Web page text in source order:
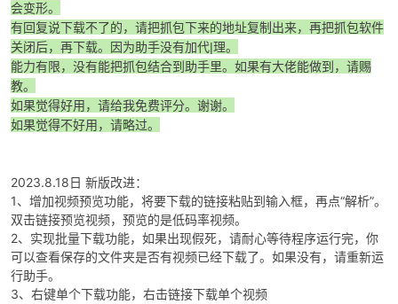
破
解
会变形。
有回复说下载不了的，请把抓包下来的地址复制出来，再把抓包软件
关闭后，再下载。因为助手没有加代|理。
能力有限，没有能把抓包结合到助手里。如果有大佬能做到，请赐
教。
如果觉得好用，请给我免费评分。谢谢。
如果觉得不好用，请略过。
2023.8.18日 新版改进：
1、增加视频预览功能，将要下载的链接粘贴到输入框，再点“解析”。
双击链接预览视频，预览的是低码率视频。
2、实现批量下载功能，如果出现假死，请耐心等待程序运行完，你
可以查看保存的文件夹是否有视频已经下载了。如果没有，请重新运
行助手。
3、右键单个下载功能，右击链接下载单个视频